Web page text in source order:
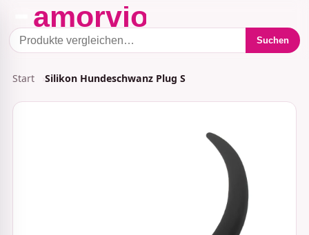
Suchen
Start Silikon Hundeschwanz Plug S